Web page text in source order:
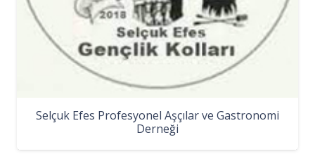
Selçuk Efes Profesyonel Aşçılar ve Gastronomi
Derneği